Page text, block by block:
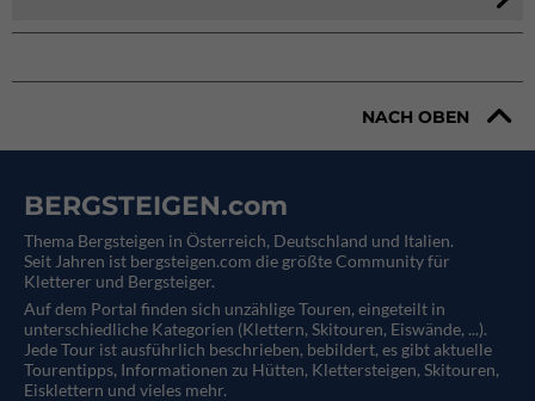
NACH OBEN
BERGSTEIGEN.com
Thema Bergsteigen in Österreich, Deutschland und Italien.
Seit Jahren ist bergsteigen.com die größte Community für
Kletterer und Bergsteiger.
Auf dem Portal finden sich unzählige Touren, eingeteilt in
unterschiedliche Kategorien (Klettern, Skitouren, Eiswände, ...).
Jede Tour ist ausführlich beschrieben, bebildert, es gibt aktuelle
Tourentipps, Informationen zu Hütten, Klettersteigen, Skitouren,
Eisklettern und vieles mehr.